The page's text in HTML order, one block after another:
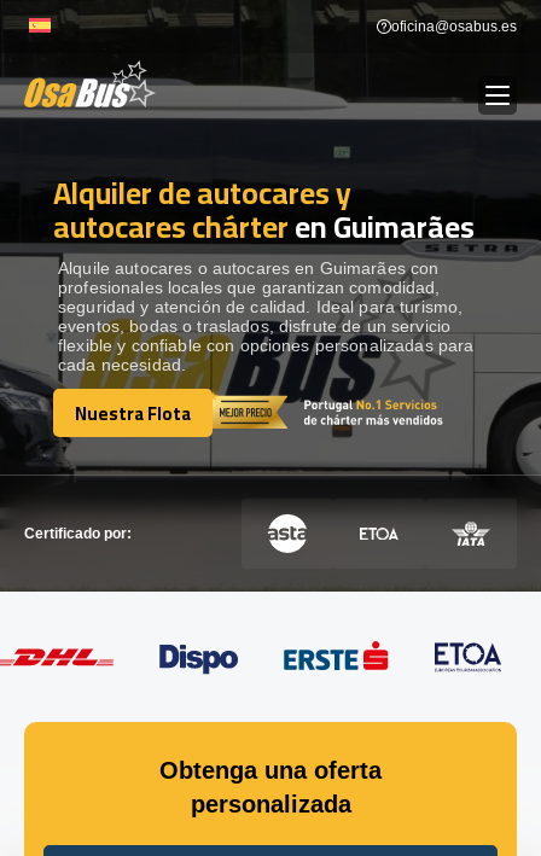
to
oficina@osabus.es
ALQUILER DE AUTOCARES
DESTINOS Show dropdown
RECORRIDAS Show dropdown
FLOTA
Alquiler de autocares y
autocares chárteren Guimarães
Alquile autocares o autocares en Guimarães con
profesionales locales que garantizan comodidad,
seguridad y atención de calidad. Ideal para turismo,
eventos, bodas o traslados, disfrute de un servicio
flexible y confiable con opciones personalizadas para
cada necesidad.
Nuestra Flota
Nuestra Flota
Certificado por:
Obtenga una oferta
personalizada